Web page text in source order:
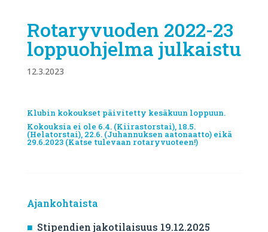
Rotaryvuoden 2022-23
loppuohjelma julkaistu
12.3.2023
Klubin kokoukset päivitetty kesäkuun loppuun.
Kokouksia ei ole 6.4. (Kiirastorstai), 18.5.
(Helatorstai), 22.6. (Juhannuksen aatonaatto) eikä
29.6.2023 (Katse tulevaan rotaryvuoteen!)
Ajankohtaista
Stipendien jakotilaisuus 19.12.2025